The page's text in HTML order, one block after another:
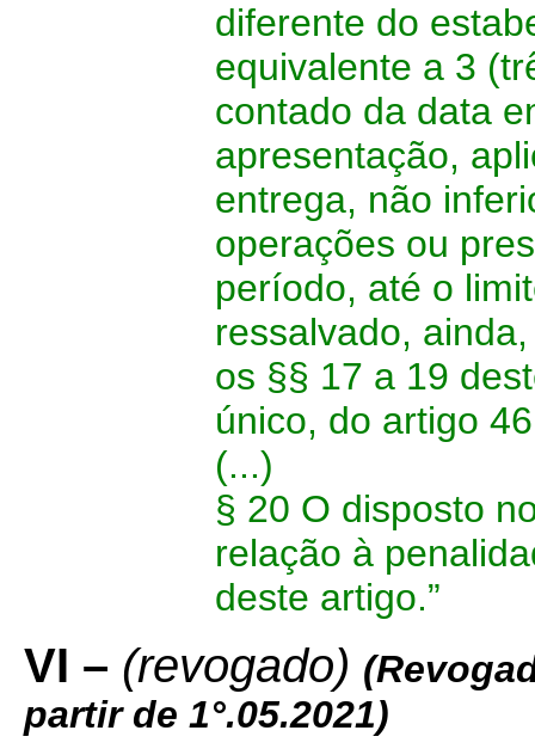
diferente do
equivalente a 3
contado da data
apresentação,
entrega, não
operações ou
período, até o
ressalvado,
os §§ 17 a 19
único, do artigo
(...)
§ 20 O disposto
relação à
deste artigo.”
VI – (revogado)
partir de 1°.05.2021)